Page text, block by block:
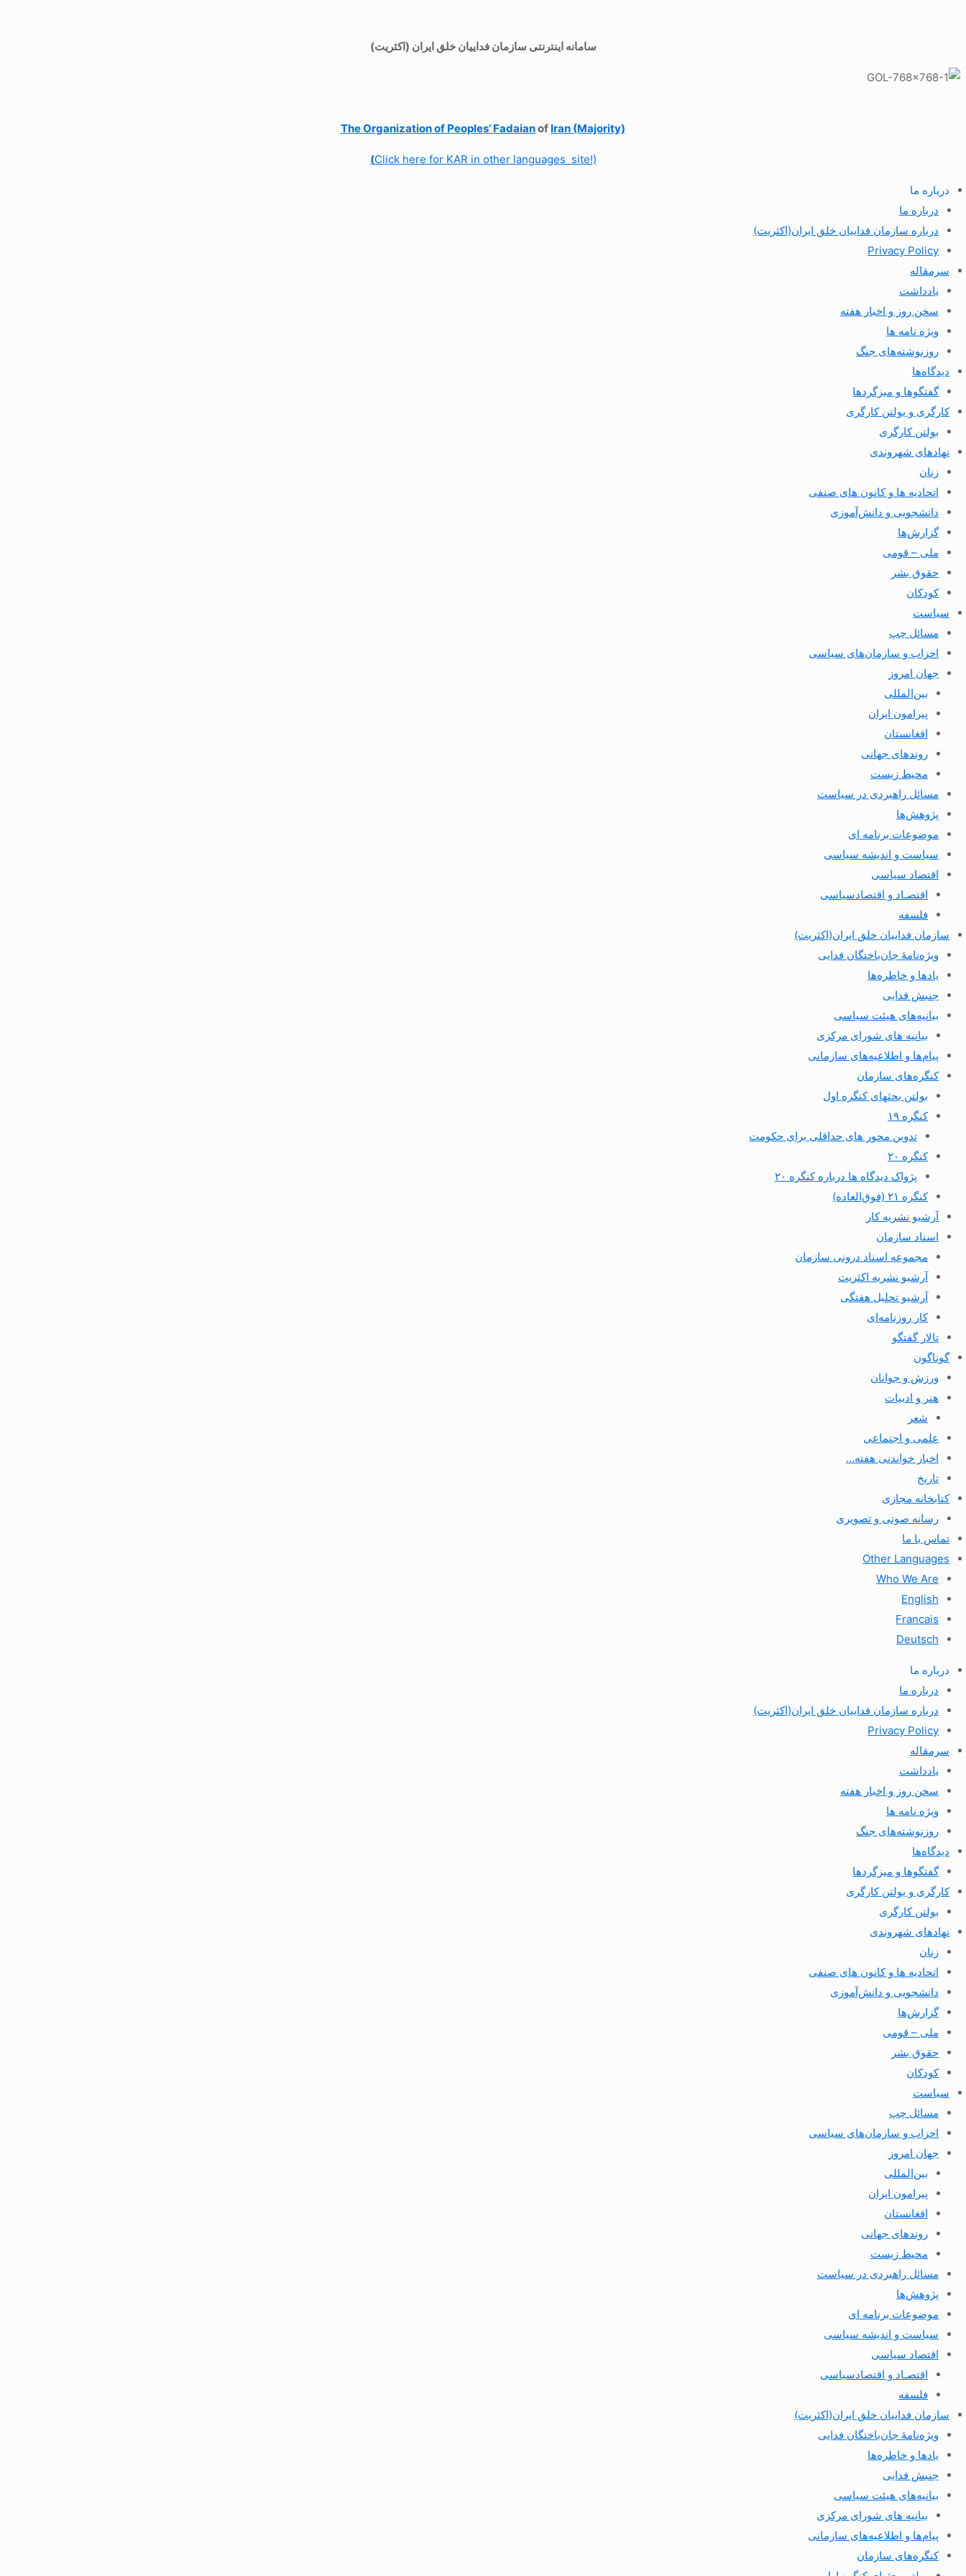
سامانه اینترنتی سازمان فداییان خلق ایران (اکثریت)
The Organization of Peoples’ Fadaianof Iran (Majority)
(Click here for KAR in other languages site!)
درباره ما
درباره ما
درباره سازمان فداییان خلق ایران(اکثریت)
Privacy Policy
سرمقاله
یادداشت
سخن روز و اخبار هفته
ویژه نامه ها
روزنوشته‌های جنگ
دیدگاه‌ها
گفتگوها و میزگردها
کارگری و بولتن کارگری
بولتن کارگری
نهادهای شهروندی
زنان
اتحادیه ها و کانون های صنفی
دانشجویی و دانش‌آموزی
گزارش‌ها
ملی – قومی
حقوق بشر
کودکان
سیاست
مسائل چپ
احزاب و سازمان‌های سیاسی
جهان امروز
بین‌المللی
پیرامون ایران
افغانستان
روندهای جهانی
محیط زیست
مسائل راهبردی در سیاست
پژوهش‌ها
موضوعات برنامه ای
سیاست و اندیشه سیاسی
اقتصاد سیاسی
اقتصـاد و اقتصاد‌سیاسی
فلسفه
سازمان فداییان خلق ایران(اکثریت)
ویژه‌نامهٔ جان‌باختگان فدایی
یادها و خاطره‌ها
جنبش فدایی
بیانیه‌های هیئت سیاسی
بیانیه های شورای مرکزی
پیام‌ها و اطلاعیه‌های سازمانی
کنگره‌های سازمان
بولتن بحثهای کنگره اول
کنگره ۱۹
تدوین محور های حداقلی برای حکومت
کنگره ۲۰
پژواک دیدگاه ها درباره کنگره ۲۰
کنگره ۲۱ (فوق‌العاده)
آرشیو نشریه کار
اسناد سازمان
مجموعه اسناد درونی سازمان
آرشیو نشریه اکثریت
آرشیو تحلیل هفتگی
کار روزنامه‌ای
تالار گفتگو
گوناگون
ورزش و جوانان
هنر و ادبیات
شعر
علمی و اجتماعی
اخبار خواندنی هفته…
تاریخ
کتابخانه مجازی
رسانه صوتی و تصویری
تماس با ما
Other Languages
Who We Are
English
Francais
Deutsch
درباره ما
درباره ما
درباره سازمان فداییان خلق ایران(اکثریت)
Privacy Policy
سرمقاله
یادداشت
سخن روز و اخبار هفته
ویژه نامه ها
روزنوشته‌های جنگ
دیدگاه‌ها
گفتگوها و میزگردها
کارگری و بولتن کارگری
بولتن کارگری
نهادهای شهروندی
زنان
اتحادیه ها و کانون های صنفی
دانشجویی و دانش‌آموزی
گزارش‌ها
ملی – قومی
حقوق بشر
کودکان
سیاست
مسائل چپ
احزاب و سازمان‌های سیاسی
جهان امروز
بین‌المللی
پیرامون ایران
افغانستان
روندهای جهانی
محیط زیست
مسائل راهبردی در سیاست
پژوهش‌ها
موضوعات برنامه ای
سیاست و اندیشه سیاسی
اقتصاد سیاسی
اقتصـاد و اقتصاد‌سیاسی
فلسفه
سازمان فداییان خلق ایران(اکثریت)
ویژه‌نامهٔ جان‌باختگان فدایی
یادها و خاطره‌ها
جنبش فدایی
بیانیه‌های هیئت سیاسی
بیانیه های شورای مرکزی
پیام‌ها و اطلاعیه‌های سازمانی
کنگره‌های سازمان